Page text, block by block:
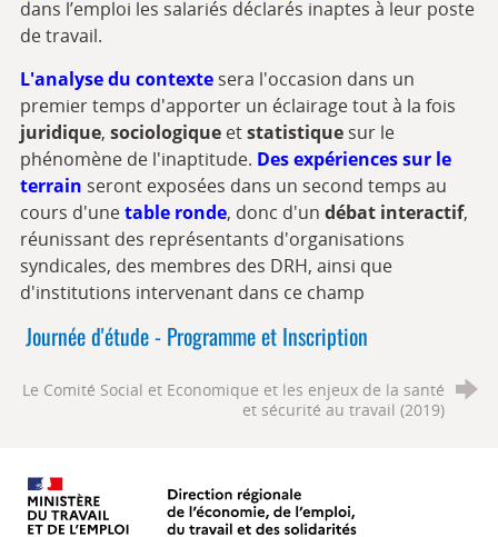
dans l’emploi les salariés déclarés inaptes à leur poste
de travail.
L'analyse du contexte sera l'occasion dans un
premier temps d'apporter un éclairage tout à la fois
juridique, sociologiqueetstatistiquesur le
phénomène de l'inaptitude. Des expériences sur le
terrain seront exposées dans un second temps au
cours d'unetable ronde, donc d'un débat interactif,
réunissant des représentants d'organisations
syndicales, des membres des DRH, ainsi que
d'institutions intervenant dans ce champ
Journée d'étude - Programme et Inscription
Le Comité Social et Economique et les enjeux de la santé
et sécurité au travail (2019)
Ministère du travail, de l'emploi,